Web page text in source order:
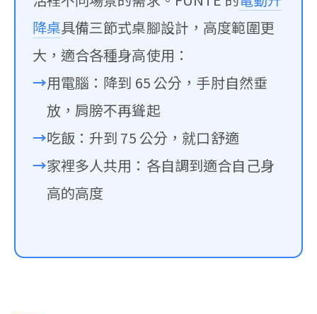
降桌具備三節式桌腳設計，高度範圍更
大，適合各種身高使用：
用電腦：降到 65 公分，手肘自然垂
放，肩膀不再聳起
吃飯：升到 75 公分，就口舒適
家裡多人共用：各自調到適合自己身
高的高度